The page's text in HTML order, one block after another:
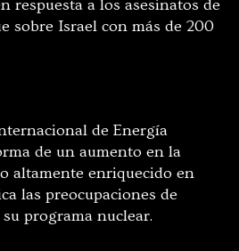
respuesta a los asesinatos de
sobre Israel con más de 200
de Energía
de un aumento en la
altamente enriquecido en
las preocupaciones de
programa nuclear.